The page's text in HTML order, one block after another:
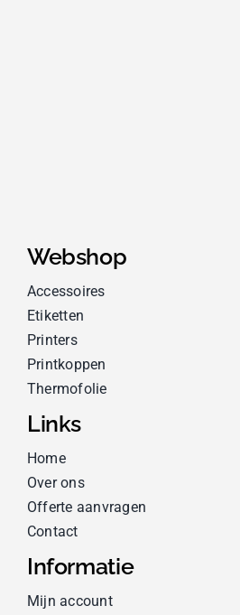
Webshop
Accessoires
Etiketten
Printers
Printkoppen
Thermofolie
Links
Home
Over ons
Offerte aanvragen
Contact
Informatie
Mijn account